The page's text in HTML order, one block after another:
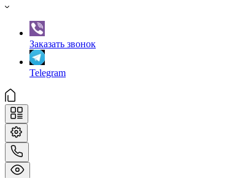
Заказать звонок
Telegram